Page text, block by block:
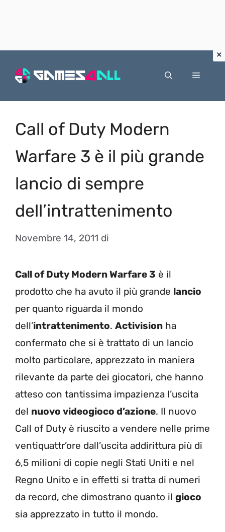
Menu
Call of Duty Modern
Warfare 3 è il più grande
lancio di sempre
dell’intrattenimento
Novembre 14, 2011 di
Call of Duty Modern Warfare 3 è il
prodotto che ha avuto il più grande lancio
per quanto riguarda il mondo
dell’intrattenimento. Activision ha
confermato che si è trattato di un lancio
molto particolare, apprezzato in maniera
rilevante da parte dei giocatori, che hanno
atteso con tantissima impazienza l’uscita
del nuovo videogioco d’azione. Il nuovo
Call of Duty è riuscito a vendere nelle prime
ventiquattr’ore dall’uscita addirittura più di
6,5 milioni di copie negli Stati Uniti e nel
Regno Unito e in effetti si tratta di numeri
da record, che dimostrano quanto il gioco
sia apprezzato in tutto il mondo.